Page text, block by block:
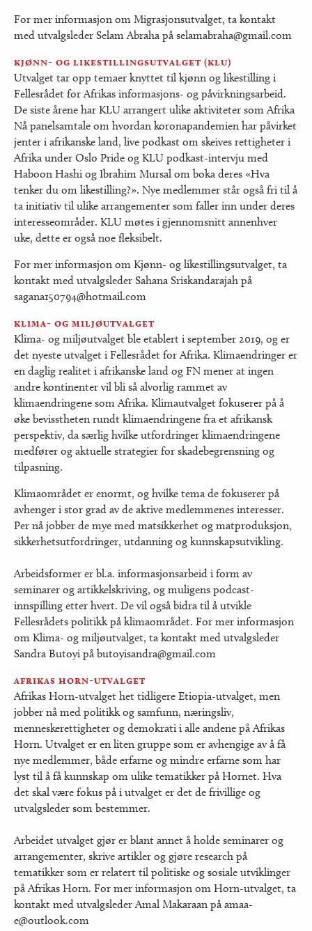
For mer informasjon om Migrasjonsutvalget, ta kontakt
med utvalgsleder Selam Abraha på selamabraha@gmail.com
kjønn- og likestillingsutvalget (klu)
Utvalget tar opp temaer knyttet til kjønn og likestilling i
Fellesrådet for Afrikas informasjons- og påvirkningsarbeid.
De siste årene har KLU arrangert ulike aktiviteter som Afrika
Nå panelsamtale om hvordan koronapandemien har påvirket
jenter i afrikanske land, live podkast om skeives rettigheter i
Afrika under Oslo Pride og KLU podkast-intervju med
Haboon Hashi og Ibrahim Mursal om boka deres «Hva
tenker du om likestilling?». Nye medlemmer står også fri til å
ta initiativ til ulike arrangementer som faller inn under deres
interesseområder. KLU møtes i gjennomsnitt annenhver
uke, dette er også noe fleksibelt.
For mer informasjon om Kjønn- og likestillingsutvalget, ta
kontakt med utvalgsleder Sahana Sriskandarajah på
sagana150794@hotmail.com
klima- og miljøutvalget
Klima- og miljøutvalget ble etablert i september 2019, og er
det nyeste utvalget i Fellesrådet for Afrika. Klimaendringer er
en daglig realitet i afrikanske land og FN mener at ingen
andre kontinenter vil bli så alvorlig rammet av
klimaendringene som Afrika. Klimautvalget fokuserer på å
øke bevisstheten rundt klimaendringene fra et afrikansk
perspektiv, da særlig hvilke utfordringer klimaendringene
medfører og aktuelle strategier for skadebegrensning og
tilpasning.
Klimaområdet er enormt, og hvilke tema de fokuserer på
avhenger i stor grad av de aktive medlemmenes interesser.
Per nå jobber de mye med matsikkerhet og matproduksjon,
sikkerhetsutfordringer, utdanning og kunnskapsutvikling.
Arbeidsformer er bl.a. informasjonsarbeid i form av
seminarer og artikkelskriving, og muligens podcast-
innspilling etter hvert. De vil også bidra til å utvikle
Fellesrådets politikk på klimaområdet. For mer informasjon
om Klima- og miljøutvalget, ta kontakt med utvalgsleder
Sandra Butoyi på butoyisandra@gmail.com
afrikas horn-utvalget
Afrikas Horn-utvalget het tidligere Etiopia-utvalget, men
jobber nå med politikk og samfunn, næringsliv,
menneskerettigheter og demokrati i alle andene på Afrikas
Horn. Utvalget er en liten gruppe som er avhengige av å få
nye medlemmer, både erfarne og mindre erfarne som har
lyst til å få kunnskap om ulike tematikker på Hornet. Hva
det skal være fokus på i utvalget er det de frivillige og
utvalgsleder som bestemmer.
Arbeidet utvalget gjør er blant annet å holde seminarer og
arrangementer, skrive artikler og gjøre research på
tematikker som er relatert til politiske og sosiale utviklinger
på Afrikas Horn. For mer informasjon om Horn-utvalget, ta
kontakt med utvalgsleder Amal Makaraan på amaa-
e@outlook.com